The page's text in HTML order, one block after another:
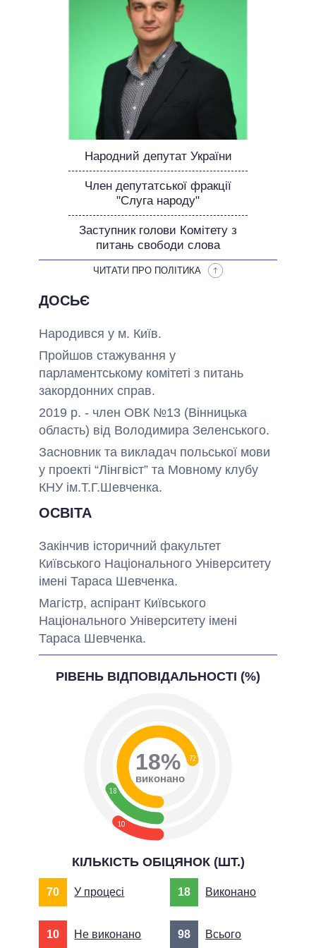
ОБІЦЯНКИ У ПРОЦЕСІ
ВСІ ОБІЦЯНКИ
АРХІВНІ ОБІЦЯНКИ
Народний депутат України
Член депутатської фракції
"Слуга народу"
Заступник голови Комітету з
питань свободи слова
ЧИТАТИ ПРО ПОЛІТИКА
ДОСЬЄ
Народився у м. Київ.
Пройшов стажування у
парламентському комітеті з питань
закордонних справ.
2019 р. - член ОВК №13 (Вінницька
область) від Володимира Зеленського.
Засновник та викладач польської мови
у проекті “Лінгвіст” та Мовному клубу
КНУ ім.Т.Г.Шевченка.
ОСВІТА
Закінчив історичний факультет
Київського Національного Університету
імені Тараса Шевченка.
Магістр, аспірант Київського
Національного Університету імені
Тараса Шевченка.
РІВЕНЬ ВІДПОВІДАЛЬНОСТІ (%)
10
18
72
18%
виконано
КІЛЬКІСТЬ ОБІЦЯНОК (ШТ.)
70 У процесі 18 Виконано
10 Не виконано 98 Всього